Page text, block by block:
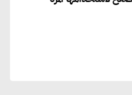
عالمي يطلق حملة لتسريع
على الكهرباء المولدة من
المتجددة بحلول